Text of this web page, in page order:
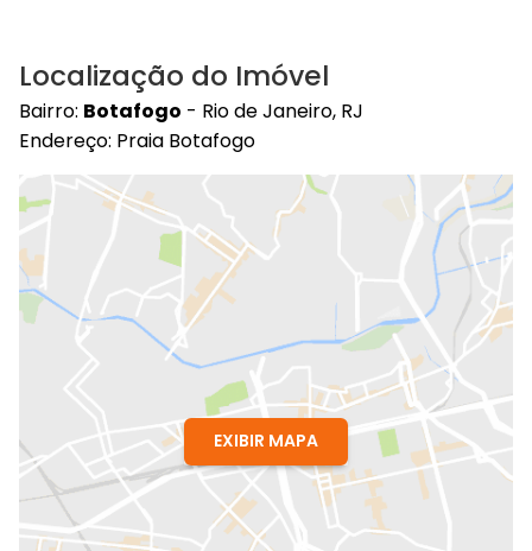
Localização do Imóvel
Bairro: Botafogo - Rio de Janeiro, RJ
Endereço: Praia Botafogo
EXIBIR MAPA